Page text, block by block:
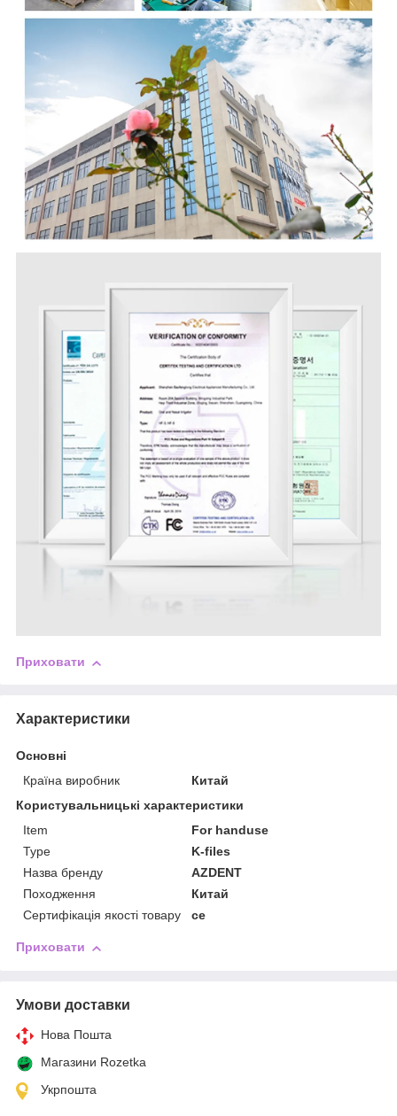
Приховати
Характеристики
Основні
Країна виробник
Китай
Користувальницькі характеристики
Item
For handuse
Type
K-files
Назва бренду
AZDENT
Походження
Китай
Сертифікація якості товару
ce
Приховати
Умови доставки
Нова Пошта
Магазини Rozetka
Укрпошта